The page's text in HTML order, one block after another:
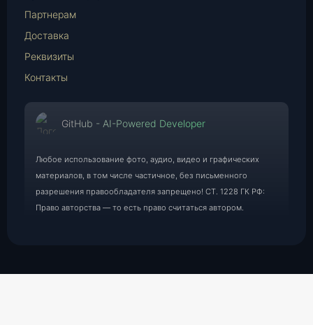
Партнерам
Доставка
Реквизиты
Контакты
GitHub - AI-Powered Developer
Любое использование фото, аудио, видео и графических
материалов, в том числе частичное, без письменного
разрешения правообладателя запрещено! СТ. 1228 ГК РФ:
Право авторства — то есть право считаться автором.